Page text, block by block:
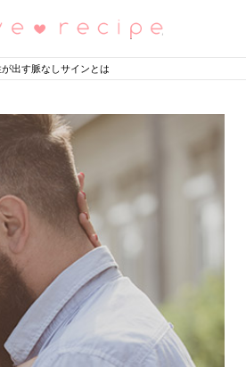
恋愛レシピ
出す脈なしサインとは